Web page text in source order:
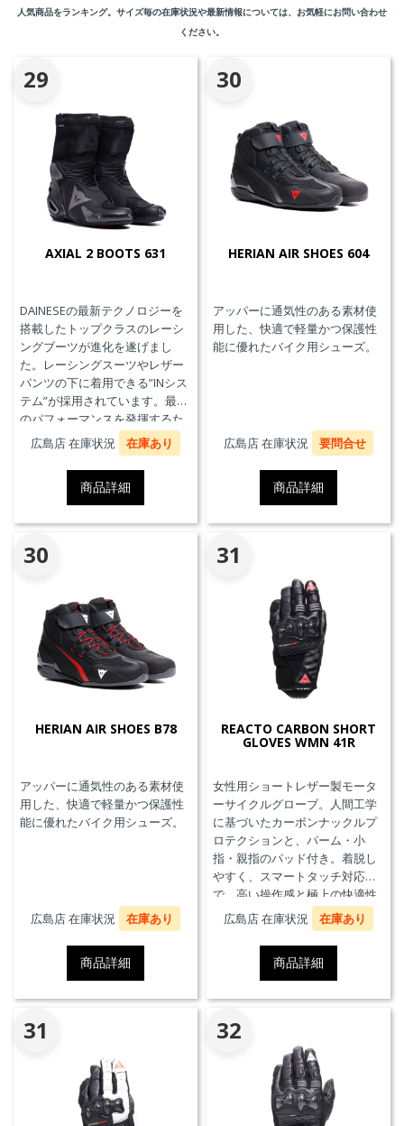
人気商品をランキング。サイズ毎の在庫状況や最新情報については、お気軽にお問い合わせ
ください。
29
AXIAL 2 BOOTS 631
DAINESEの最新テクノロジーを
搭載したトップクラスのレーシ
ングブーツが進化を遂げまし
た。レーシングスーツやレザー
パンツの下に着用できる”INシス
テム”が採用されています。最高
のパフォーマンスを発揮するた
めに、ケブラーカーボンを使用
したAxial Distorsion Control
Systemテクノロジー、
Groundtrax®レーシングソー
ル、交換可能なマグネシウムス
ライダーを採用しています。
広島店 在庫状況 在庫あり
商品詳細
30
HERIAN AIR SHOES 604
アッパーに通気性のある素材使
用した、快適で軽量かつ保護性
能に優れたバイク用シューズ。
広島店 在庫状況 要問合せ
商品詳細
30
HERIAN AIR SHOES B78
アッパーに通気性のある素材使
用した、快適で軽量かつ保護性
能に優れたバイク用シューズ。
広島店 在庫状況 在庫あり
商品詳細
31
REACTO CARBON SHORT
GLOVES WMN 41R
女性用ショートレザー製モータ
ーサイクルグローブ。人間工学
に基づいたカーボンナックルプ
ロテクションと、パーム・小
指・親指のパッド付き。着脱し
やすく、スマートタッチ対応
で、高い操作感と極上の快適性
を実現。
広島店 在庫状況 在庫あり
商品詳細
31 32